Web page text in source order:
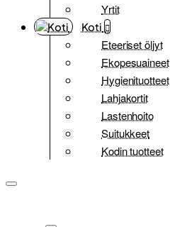
Yrtit
Koti
Eteeriset öljyt
Ekopesuaineet
Hygienituotteet
Lahjakortit
Lastenhoito
Suitukkeet
Kodin tuotteet